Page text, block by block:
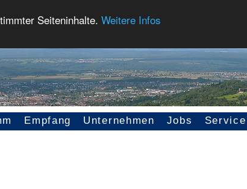
Seiteninhalte. Weitere Infos
Empfang Unternehmen Jobs Service